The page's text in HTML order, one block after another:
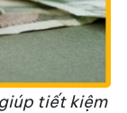
tiết kiệm